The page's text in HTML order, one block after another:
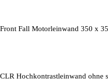
Front Fall Motorleinwand 350 x
CLR Hochkontrastleinwand ohne